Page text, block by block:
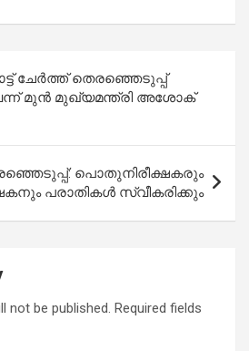
ചേര്‍ത്ത് തെരഞ്ഞെടുപ്പ്
മുന്‍ മുഖ്യമന്ത്രി അശോക്
പൊതുനിരീക്ഷകരും
പരാതികള്‍ സ്വീകരിക്കും
not be published. Required fields